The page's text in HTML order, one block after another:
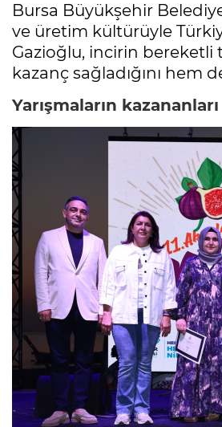
Bursa Büyükşehir
ve üretim kültürüyle
Gazioğlu, incirin
kazanç sağladığını
Yarışmaların